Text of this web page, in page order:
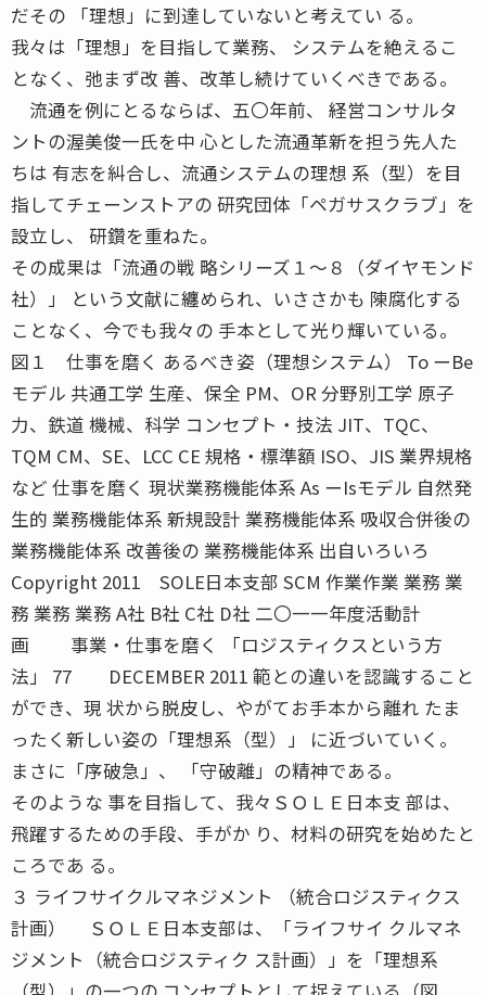
だその 「理想」に到達していないと考えてい る。
我々は「理想」を目指して業務、 システムを絶えるこ
となく、弛まず改 善、改革し続けていくべきである。
流通を例にとるならば、五〇年前、 経営コンサルタ
ントの渥美俊一氏を中 心とした流通革新を担う先人た
ちは 有志を糾合し、流通システムの理想 系（型）を目
指してチェーンストアの 研究団体「ペガサスクラブ」を
設立し、 研鑽を重ねた。
その成果は「流通の戦 略シリーズ１〜８（ダイヤモンド
社）」 という文献に纏められ、いささかも 陳腐化する
ことなく、今でも我々の 手本として光り輝いている。
図１ 仕事を磨く あるべき姿（理想システム） To ーBe
モデル 共通工学 生産、保全 PM、OR 分野別工学 原子
力、鉄道 機械、科学 コンセプト・技法 JIT、TQC、
TQM CM、SE、LCC CE 規格・標準額 ISO、JIS 業界規格
など 仕事を磨く 現状業務機能体系 As ーIsモデル 自然発
生的 業務機能体系 新規設計 業務機能体系 吸収合併後の
業務機能体系 改善後の 業務機能体系 出自いろいろ
Copyright 2011 SOLE日本支部 SCM 作業作業 業務 業
務 業務 業務 A社 B社 C社 D社 二〇一一年度活動計
画 事業・仕事を磨く 「ロジスティクスという方
法」 77 DECEMBER 2011 範との違いを認識すること
ができ、現 状から脱皮し、やがてお手本から離れ たま
ったく新しい姿の「理想系（型）」 に近づいていく。
まさに「序破急」、 「守破離」の精神である。
そのような 事を目指して、我々ＳＯＬＥ日本支 部は、
飛躍するための手段、手がか り、材料の研究を始めたと
ころであ る。
３ ライフサイクルマネジメント （統合ロジスティクス
計画） ＳＯＬＥ日本支部は、「ライフサイ クルマネ
ジメント（統合ロジスティク ス計画）」を「理想系